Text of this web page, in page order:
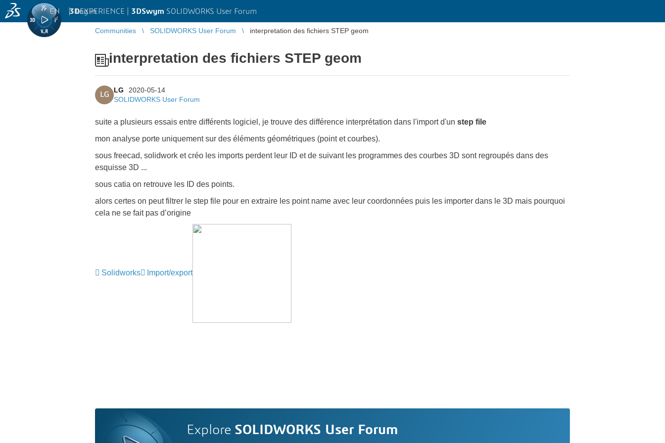
3DEXPERIENCE | 3DSwym SOLIDWORKS User Forum
EN | Log in
Communities SOLIDWORKS User Forum interpretation des fichiers STEP geom
interpretation des fichiers STEP geom
LG
LG
2020-05-14
SOLIDWORKS User Forum
suite a plusieurs essais entre différents logiciel, je trouve des différence interprétation dans l'import d'un step file
mon analyse porte uniquement sur des éléments géométriques (point et courbes).
sous freecad, solidwork et créo les imports perdent leur ID et de suivant les programmes des courbes 3D sont regroupés dans des
esquisse 3D ...
sous catia on retrouve les ID des points.
alors certes on peut filtrer le step file pour en extraire les point name avec leur coordonnées puis les importer dans le 3D mais pourquoi
cela ne se fait pas d’origine
Solidworks Import/export
Explore SOLIDWORKS User Forum